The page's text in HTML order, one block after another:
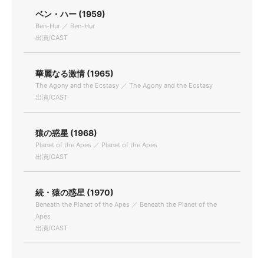
ベン・ハー (1959)
Ben-Hur ／ Ben-Hur
出演/CAST
華麗なる激情 (1965)
The Agony and the Ecstasy ／ The Agony and the Ecstasy
出演/CAST
猿の惑星 (1968)
Planet of the Apes ／ Planet of the Apes
出演/CAST
続・猿の惑星 (1970)
Beneath the Planet of the Apes ／ Beneath the Planet of the
Apes
出演/CAST